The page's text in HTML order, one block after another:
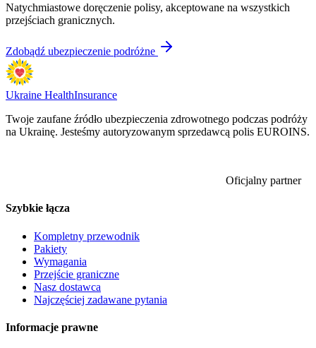
Natychmiastowe doręczenie polisy, akceptowane na wszystkich
przejściach granicznych.
Zdobądź ubezpieczenie podróżne
Ukraine HealthInsurance
Twoje zaufane źródło ubezpieczenia zdrowotnego podczas podróży
na Ukrainę. Jesteśmy autoryzowanym sprzedawcą polis EUROINS.
Oficjalny partner
Szybkie łącza
Kompletny przewodnik
Pakiety
Wymagania
Przejście graniczne
Nasz dostawca
Najczęściej zadawane pytania
Informacje prawne